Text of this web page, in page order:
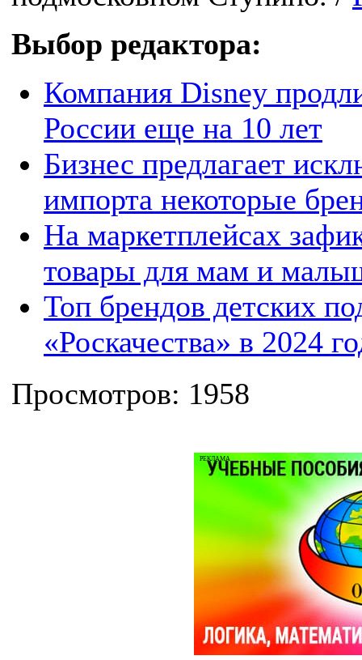
Выбор редактора:
Компания Disney
России еще на 10 лет
Бизнес предлагает
импорта некоторые
На маркетплейсах
товары для мам и
Топ брендов детских
«Роскачества» в 2024
Просмотров: 1958
РЕКЛАМА